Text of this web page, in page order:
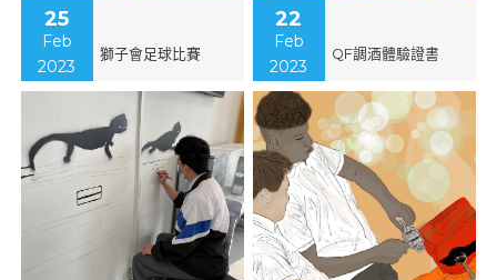
25
Feb
2023
獅子會足球比賽
22
Feb
2023
QF調酒體驗證書